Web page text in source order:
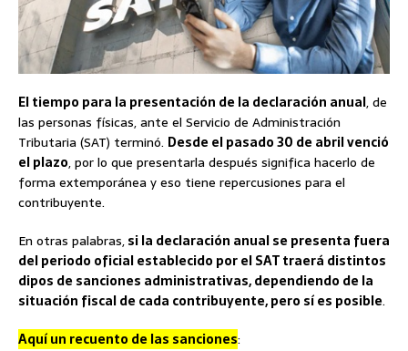
El tiempo para la presentación de la declaración anual, de
las personas físicas, ante el Servicio de Administración
Tributaria (SAT) terminó. Desde el pasado 30 de abril venció
el plazo, por lo que presentarla después significa hacerlo de
forma extemporánea y eso tiene repercusiones para el
contribuyente.
En otras palabras,si la declaración anual se presenta fuera
del periodo oficial establecido por el SAT traerá distintos
dipos de sanciones administrativas, dependiendo de la
situación fiscal de cada contribuyente, pero sí es posible.
Aquí un recuento de las sanciones: